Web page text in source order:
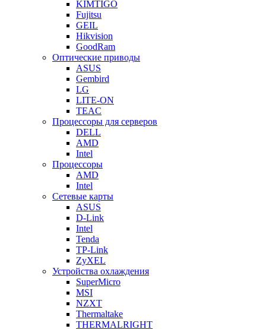
KIMTIGO
Fujitsu
GEIL
Hikvision
GoodRam
Оптические приводы
ASUS
Gembird
LG
LITE-ON
TEAC
Процессоры для серверов
DELL
AMD
Intel
Процессоры
AMD
Intel
Сетевые карты
ASUS
D-Link
Intel
Tenda
TP-Link
ZyXEL
Устройства охлаждения
SuperMicro
MSI
NZXT
Thermaltake
THERMALRIGHT